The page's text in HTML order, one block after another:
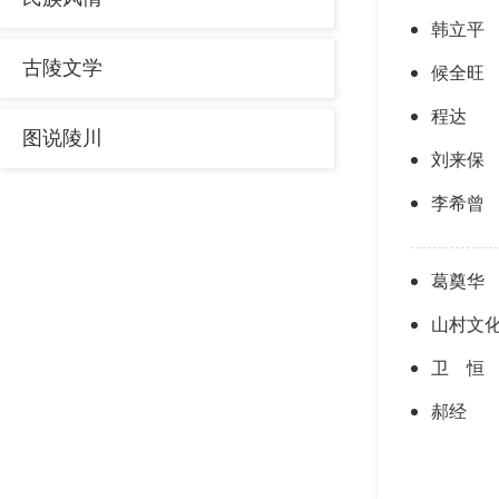
古陵文学
图说陵川
韩立平
候全旺
程达
刘来保
李希曾
葛奠华
山村文
卫 恒
郝经